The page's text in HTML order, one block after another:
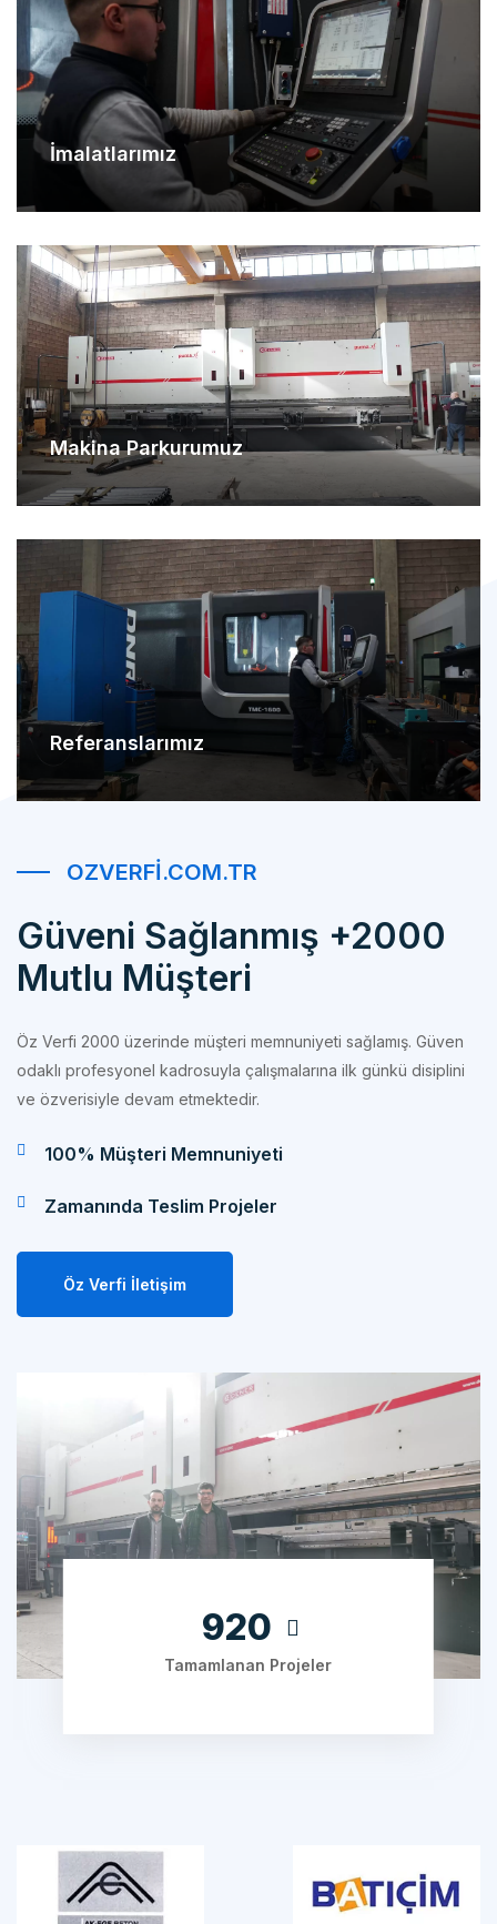
İmalatlarımız
Makina Parkurumuz
Referanslarımız
Güveni Sağlanmış +2000
Mutlu Müşteri
Öz Verfi 2000 üzerinde müşteri memnuniyeti sağlamış. Güven
ve özverisiyle devam etmektedir.
100% Müşteri Memnuniyeti
Zamanında Teslim Projeler
Tamamlanan Projeler